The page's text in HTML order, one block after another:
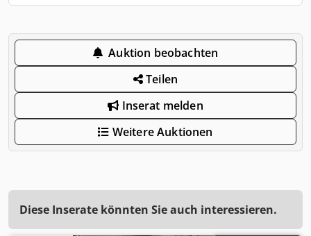
Auktion beobachten
Teilen
Inserat melden
Weitere Auktionen
Diese Inserate könnten Sie auch interessieren.